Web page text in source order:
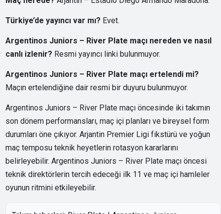
Türkiye’de yayıncı var mı? Evet.
Argentinos Juniors – River Plate maçı nereden ve nasıl
canlı izlenir? Resmi yayıncı linki bulunmuyor.
Argentinos Juniors – River Plate maçı ertelendi mi?
Maçın ertelendiğine dair resmi bir duyuru bulunmuyor.
Argentinos Juniors – River Plate maçı öncesinde iki takımın
son dönem performansları, maç içi planları ve bireysel form
durumları öne çıkıyor. Arjantin Premier Ligi fikstürü ve yoğun
maç temposu teknik heyetlerin rotasyon kararlarını
belirleyebilir. Argentinos Juniors – River Plate maçı öncesi
teknik direktörlerin tercih edeceği ilk 11 ve maç içi hamleler
oyunun ritmini etkileyebilir.